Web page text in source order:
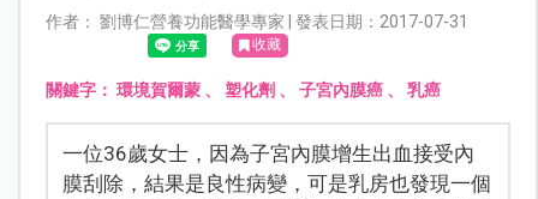
作者： 劉博仁營養功能醫學專家 | 發表日期：2017-07-31
收藏
關鍵字： 環境賀爾蒙、 塑化劑 、 子宮內膜癌、 乳癌
一位36歲女士，因為子宮內膜增生出血接受內
膜刮除，結果是良性病變，可是乳房也發現一個